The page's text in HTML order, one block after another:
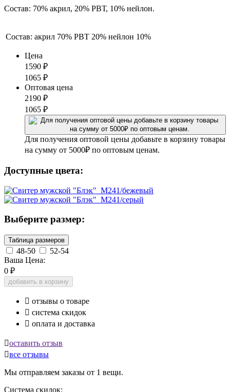
Состав: 70% акрил, 20% РВТ, 10% нейлон.
Состав: акрил 70% РВТ 20% нейлон 10%
Цена
1590 ₽
1065 ₽
Оптовая цена
2190 ₽
1065 ₽
Для получения оптовой цены добавьте в корзину товары
на сумму от 5000₽ по оптовым ценам.
Доступные цвета:
Выберите размер:
Таблица размеров
48-50
52-54
Ваша Цена:
0 ₽
добавить в корзину
 отзывы о товаре
 система скидок
 оплата и доставка
оставить отзыв
все отзывы
Мы отправляем заказы от 1 вещи.
Система скидок: